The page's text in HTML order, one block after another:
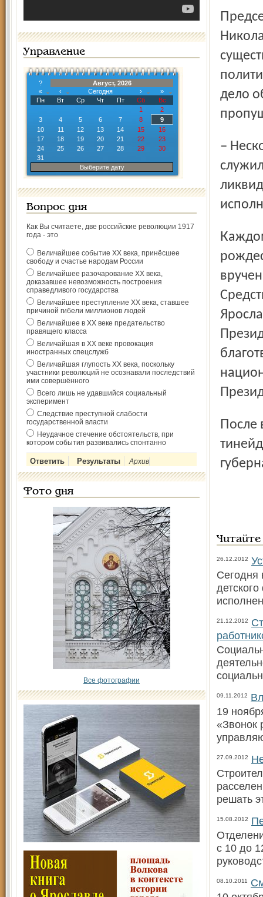
Управление
?
Август, 2026
«
‹ Сегодня ›
»
Пн
Вт Ср Чт Пт Сб
Вс
1
2
3
4 5 6 7 8
9
10
11 12 13 14 15
16
17
18 19 20 21 22
23
24
25 26 27 28 29
30
31
Выберите дату
Вопрос дня
Как Вы считаете, две российские революции 1917
года - это
Величайшее событие ХХ века, принёсшее
свободу и счастье народам России
Величайшее разочарование ХХ века,
доказавшее невозможность построения
справедливого государства
Величайшее преступление ХХ века, ставшее
причиной гибели миллионов людей
Величайшее в ХХ веке предательство
правящего класса
Величайшая в ХХ веке провокация
иностранных спецслужб
Величайшая глупость ХХ века, поскольку
участники революций не осознавали последствий
ими совершённого
Всего лишь не удавшийся социальный
эксперимент
Следствие преступной слабости
государственной власти
Неудачное стечение обстоятельств, при
котором события развивались спонтанно
Архив
Фото дня
Все фотографии
Председатель Ярославского отделения РДФ Сергей
дело
– Несколько лет назад в списке было 82 ребёнка. Их отцы
Каждому ребёнку и подрост­ку в возрасте до 18 лет, а на
После встречи в правительстве области малышей и
26.12.2012
Сегодня
21.12.2012
09.11.2012
19
«Звонок
27.09.2012
решать
15.08.2012
с 10 до
08.10.2011